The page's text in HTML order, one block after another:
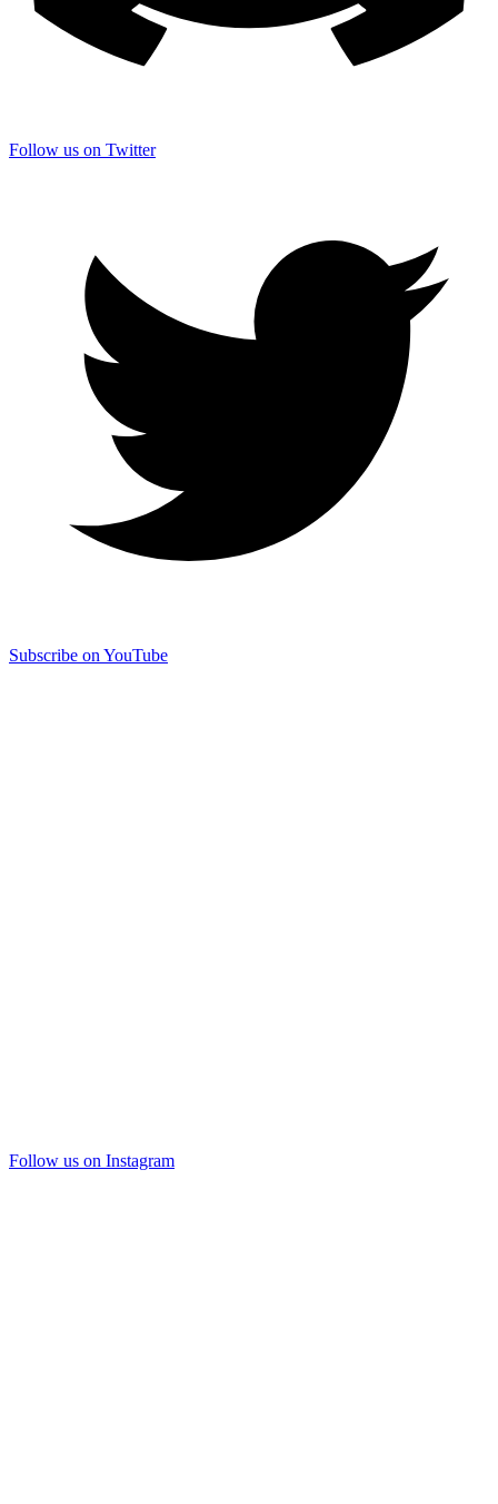
Follow us on Twitter
Subscribe on YouTube
Follow us on Instagram